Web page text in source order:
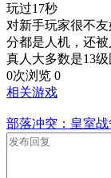
玩过17秒
对新手玩家很不
分都是人机，还
真人大多数是13
0次浏览 0
相关游戏
部落冲突：皇室战